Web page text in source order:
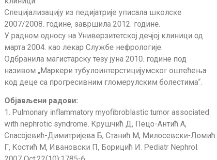
Специјализацију из педијатрије уписала школске
2007/2008. године, завршила 2012. године.
У радном односу на Универзитетској дечјој клиници од
марта 2004. као лекар Службе нефрологије.
Одбранила магистарску тезу јуна 2010. године под
називом „Маркери тубулоинтерстицијумског оштећења
код деце са прогресивним гломерулским болестима“.
Објављени радови:
1. Pulmonary inflammatory myofibroblastic tumor associated
with nephrotic syndrome. Крушчић Д, Пецо-Антић А,
Спасојевић-Димитријева Б, Станић М, Милосевски-Ломић
Г, Костић М, Ивановски П, Борицић И. Pediatr Nephrol.